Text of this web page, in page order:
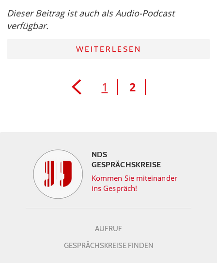
Dieser Beitrag ist auch als Audio-Podcast
verfügbar.
WEITERLESEN
1 2
NDS
GESPRÄCHSKREISE
Kommen Sie miteinander
ins Gespräch!
AUFRUF
GESPRÄCHSKREISE FINDEN